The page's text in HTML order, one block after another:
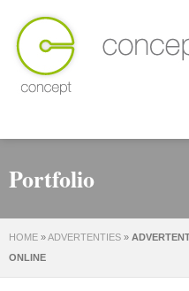
Portfolio
HOME »ADVERTENTIES »
ONLINE